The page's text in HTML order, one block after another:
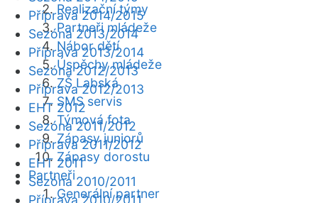
Realizační týmy
Partneři mládeže
Nábor dětí
Úspěchy mládeže
ZŠ Labská
SMS servis
Týmová fota
Zápasy juniorů
Zápasy dorostu
Partneři
Generální partner
Příprava 2014/2015
Sezóna 2013/2014
Příprava 2013/2014
Sezóna 2012/2013
Příprava 2012/2013
EHT 2012
Sezóna 2011/2012
Příprava 2011/2012
EHT 2011
Sezóna 2010/2011
Příprava 2010/2011